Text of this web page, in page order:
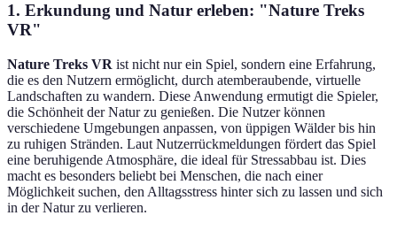
1. Erkundung und Natur erleben: "Nature Treks
VR"
Nature Treks VR ist nicht nur ein Spiel, sondern eine Erfahrung,
die es den Nutzern ermöglicht, durch atemberaubende, virtuelle
Landschaften zu wandern. Diese Anwendung ermutigt die Spieler,
die Schönheit der Natur zu genießen. Die Nutzer können
verschiedene Umgebungen anpassen, von üppigen Wälder bis hin
zu ruhigen Stränden. Laut Nutzerrückmeldungen fördert das Spiel
eine beruhigende Atmosphäre, die ideal für Stressabbau ist. Dies
macht es besonders beliebt bei Menschen, die nach einer
Möglichkeit suchen, den Alltagsstress hinter sich zu lassen und sich
in der Natur zu verlieren.